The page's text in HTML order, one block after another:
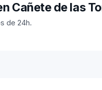
Cañete de las
de 24h.